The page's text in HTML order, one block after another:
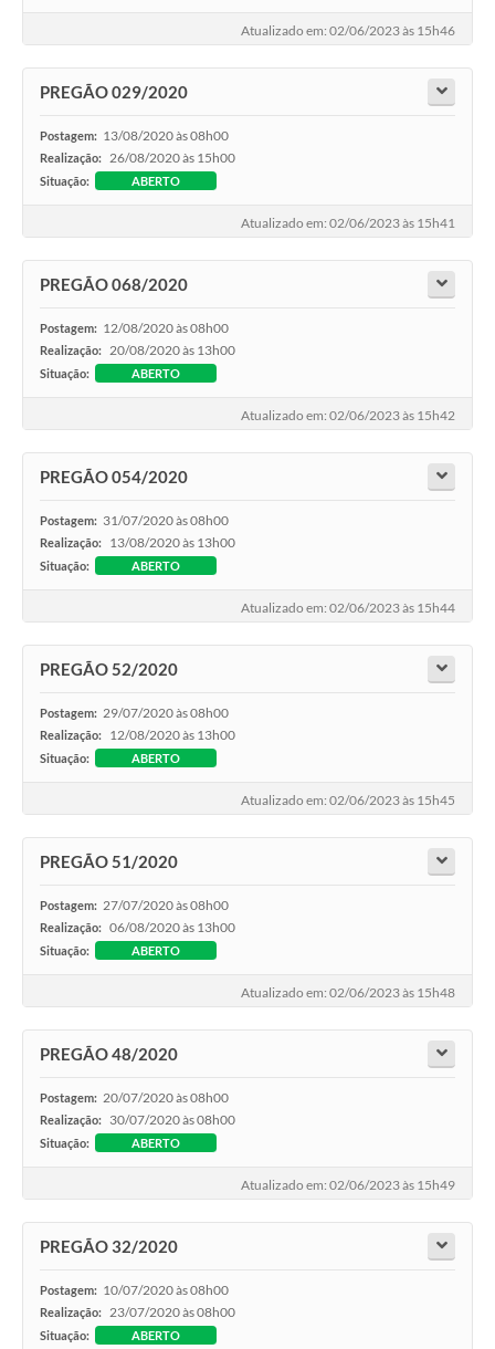
Atualizado em: 02/06/2023 às 15h46
PREGÃO 029/2020
Postagem: 13/08/2020 às 08h00
Realização: 26/08/2020 às 15h00
Situação: ABERTO
Atualizado em: 02/06/2023 às 15h41
PREGÃO 068/2020
Postagem: 12/08/2020 às 08h00
Realização: 20/08/2020 às 13h00
Situação: ABERTO
Atualizado em: 02/06/2023 às 15h42
PREGÃO 054/2020
Postagem: 31/07/2020 às 08h00
Realização: 13/08/2020 às 13h00
Situação: ABERTO
Atualizado em: 02/06/2023 às 15h44
PREGÃO 52/2020
Postagem: 29/07/2020 às 08h00
Realização: 12/08/2020 às 13h00
Situação: ABERTO
Atualizado em: 02/06/2023 às 15h45
PREGÃO 51/2020
Postagem: 27/07/2020 às 08h00
Realização: 06/08/2020 às 13h00
Situação: ABERTO
Atualizado em: 02/06/2023 às 15h48
PREGÃO 48/2020
Postagem: 20/07/2020 às 08h00
Realização: 30/07/2020 às 08h00
Situação: ABERTO
Atualizado em: 02/06/2023 às 15h49
PREGÃO 32/2020
Postagem: 10/07/2020 às 08h00
Realização: 23/07/2020 às 08h00
Situação: ABERTO